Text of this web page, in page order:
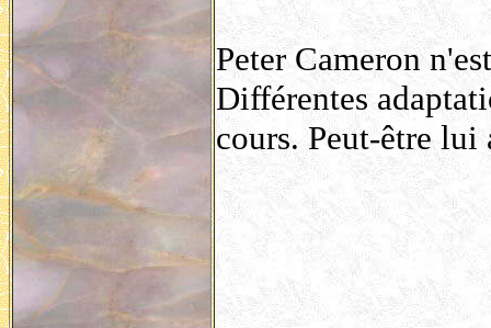
Peter Cameron
Différentes
cours. Peut-être